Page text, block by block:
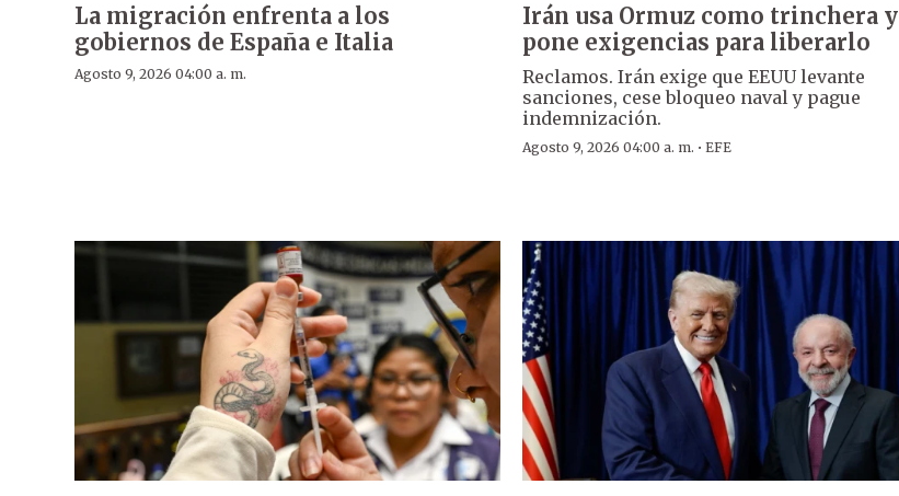
La migración enfrenta a los
gobiernos de España e Italia
Agosto 9, 2026 04:00 a. m.
Irán usa Ormuz como trinchera y
pone exigencias para liberarlo
Reclamos. Irán exige que EEUU levante
sanciones, cese bloqueo naval y pague
indemnización.
Agosto 9, 2026 04:00 a. m. ·EFE